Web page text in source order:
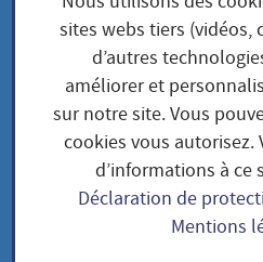
Service
sites webs tiers (vidéos,
d’autres
améliorer et
sur notre site. Vous
cookies vous autorisez.
d’informations à ce
Déclaration de
Mentions